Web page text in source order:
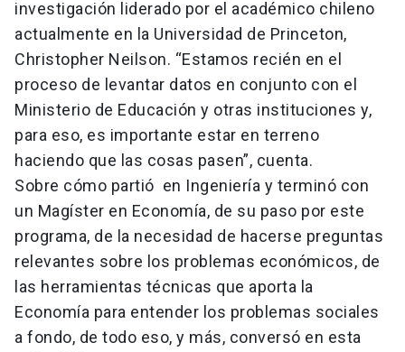
investigación liderado por el académico chileno
actualmente en la Universidad de Princeton,
Christopher Neilson. “Estamos recién en el
proceso de levantar datos en conjunto con el
Ministerio de Educación y otras instituciones y,
para eso, es importante estar en terreno
haciendo que las cosas pasen”, cuenta.
Sobre cómo partió en Ingeniería y terminó con
un Magíster en Economía, de su paso por este
programa, de la necesidad de hacerse preguntas
relevantes sobre los problemas económicos, de
las herramientas técnicas que aporta la
Economía para entender los problemas sociales
a fondo, de todo eso, y más, conversó en esta